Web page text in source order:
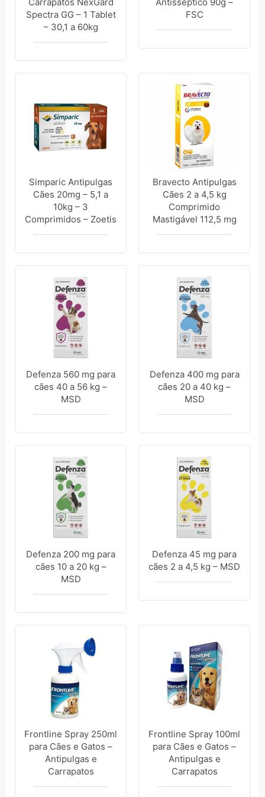
Carrapatos NexGard
Spectra GG – 1 Tablet
– 30,1 a 60kg
Antisséptico 90g –
FSC
Simparic Antipulgas
Cães 20mg – 5,1 a
10kg – 3
Comprimidos – Zoetis
Bravecto Antipulgas
Cães 2 a 4,5 kg
Comprimido
Mastigável 112,5 mg
Defenza 560 mg para
cães 40 a 56 kg –
MSD
Defenza 400 mg para
cães 20 a 40 kg –
MSD
Defenza 200 mg para
cães 10 a 20 kg –
MSD
Defenza 45 mg para
cães 2 a 4,5 kg – MSD
Frontline Spray 250ml
para Cães e Gatos –
Antipulgas e
Carrapatos
Frontline Spray 100ml
para Cães e Gatos –
Antipulgas e
Carrapatos